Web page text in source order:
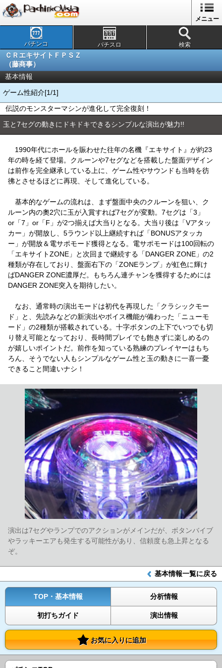
メニュー
パチンコ パチスロ 検索
ＣＲエキサイトＦＰＳＺ
（藤商事）
基本情報
ゲーム性紹介[1/1]
伝説のモンスターマシンが進化して完全復刻！
玉と7セグの動きにドキドキできるシンプルな演出が魅力!!
1990年代にホールを賑わせた往年の名機『エキサイト』が約23
年の時を経て登場。クルーンや7セグなどを搭載した盤面デザイン
は前作を完全継承している上に、ゲーム性やサウンドも当時を彷
彿とさせるほどに再現、そして進化している。
基本的なゲームの流れは、まず盤面中央のクルーンを狙い、ク
ルーン内の奧2穴に玉が入賞すれば7セグが変動。7セグは「3」
or「7」or「F」が2つ揃えば大当りとなる。大当り後は「Vアタッ
カー」が開放し、5ラウンド以上継続すれば「BONUSアタッカ
ー」が開放＆電サポモード獲得となる。電サポモードは100回転の
「エキサイトZONE」と次回まで継続する「DANGER ZONE」の2
種類が存在しており、盤面右下の「ZONEランプ」が虹色に輝け
ばDANGER ZONE濃厚だ。もちろん連チャンを獲得するためには
DANGER ZONE突入を期待したい。
なお、通常時の演出モードは初代を再現した「クラシックモー
ド」と、先読みなどの新演出やボイス機能が備わった「ニューモ
ード」の2種類が搭載されている。十字ボタンの上下でいつでも切
り替え可能となっており、長時間プレイでも飽きずに楽しめるの
が嬉しいポイントだ。前作を知っている熟練のプレイヤーはもち
ろん、そうでない人もシンプルなゲーム性と玉の動きに一喜一憂
できること間違いナシ！
演出は7セグやランプでのアクションがメインだが、ボタンバイブ
やラッキーエアも発生する可能性があり、信頼度も急上昇となる
ぞ。
基本情報一覧に戻る
TOP・基本情報 分析情報
初打ちガイド 演出情報
お気に入りに追加